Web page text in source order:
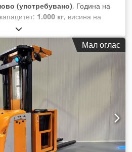
(употребувано), Година на
1.000 кг, висина на
, градежна височина:
на гориво:електричен, тип на
Мал оглас